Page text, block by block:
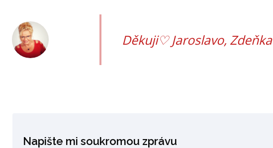
Děkuji♡ Jaroslavo, Zdeňka
Napište mi soukromou zprávu